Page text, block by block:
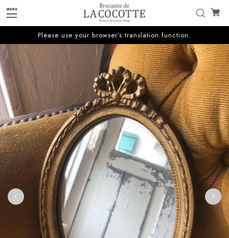
Please use your browser’s translation function.